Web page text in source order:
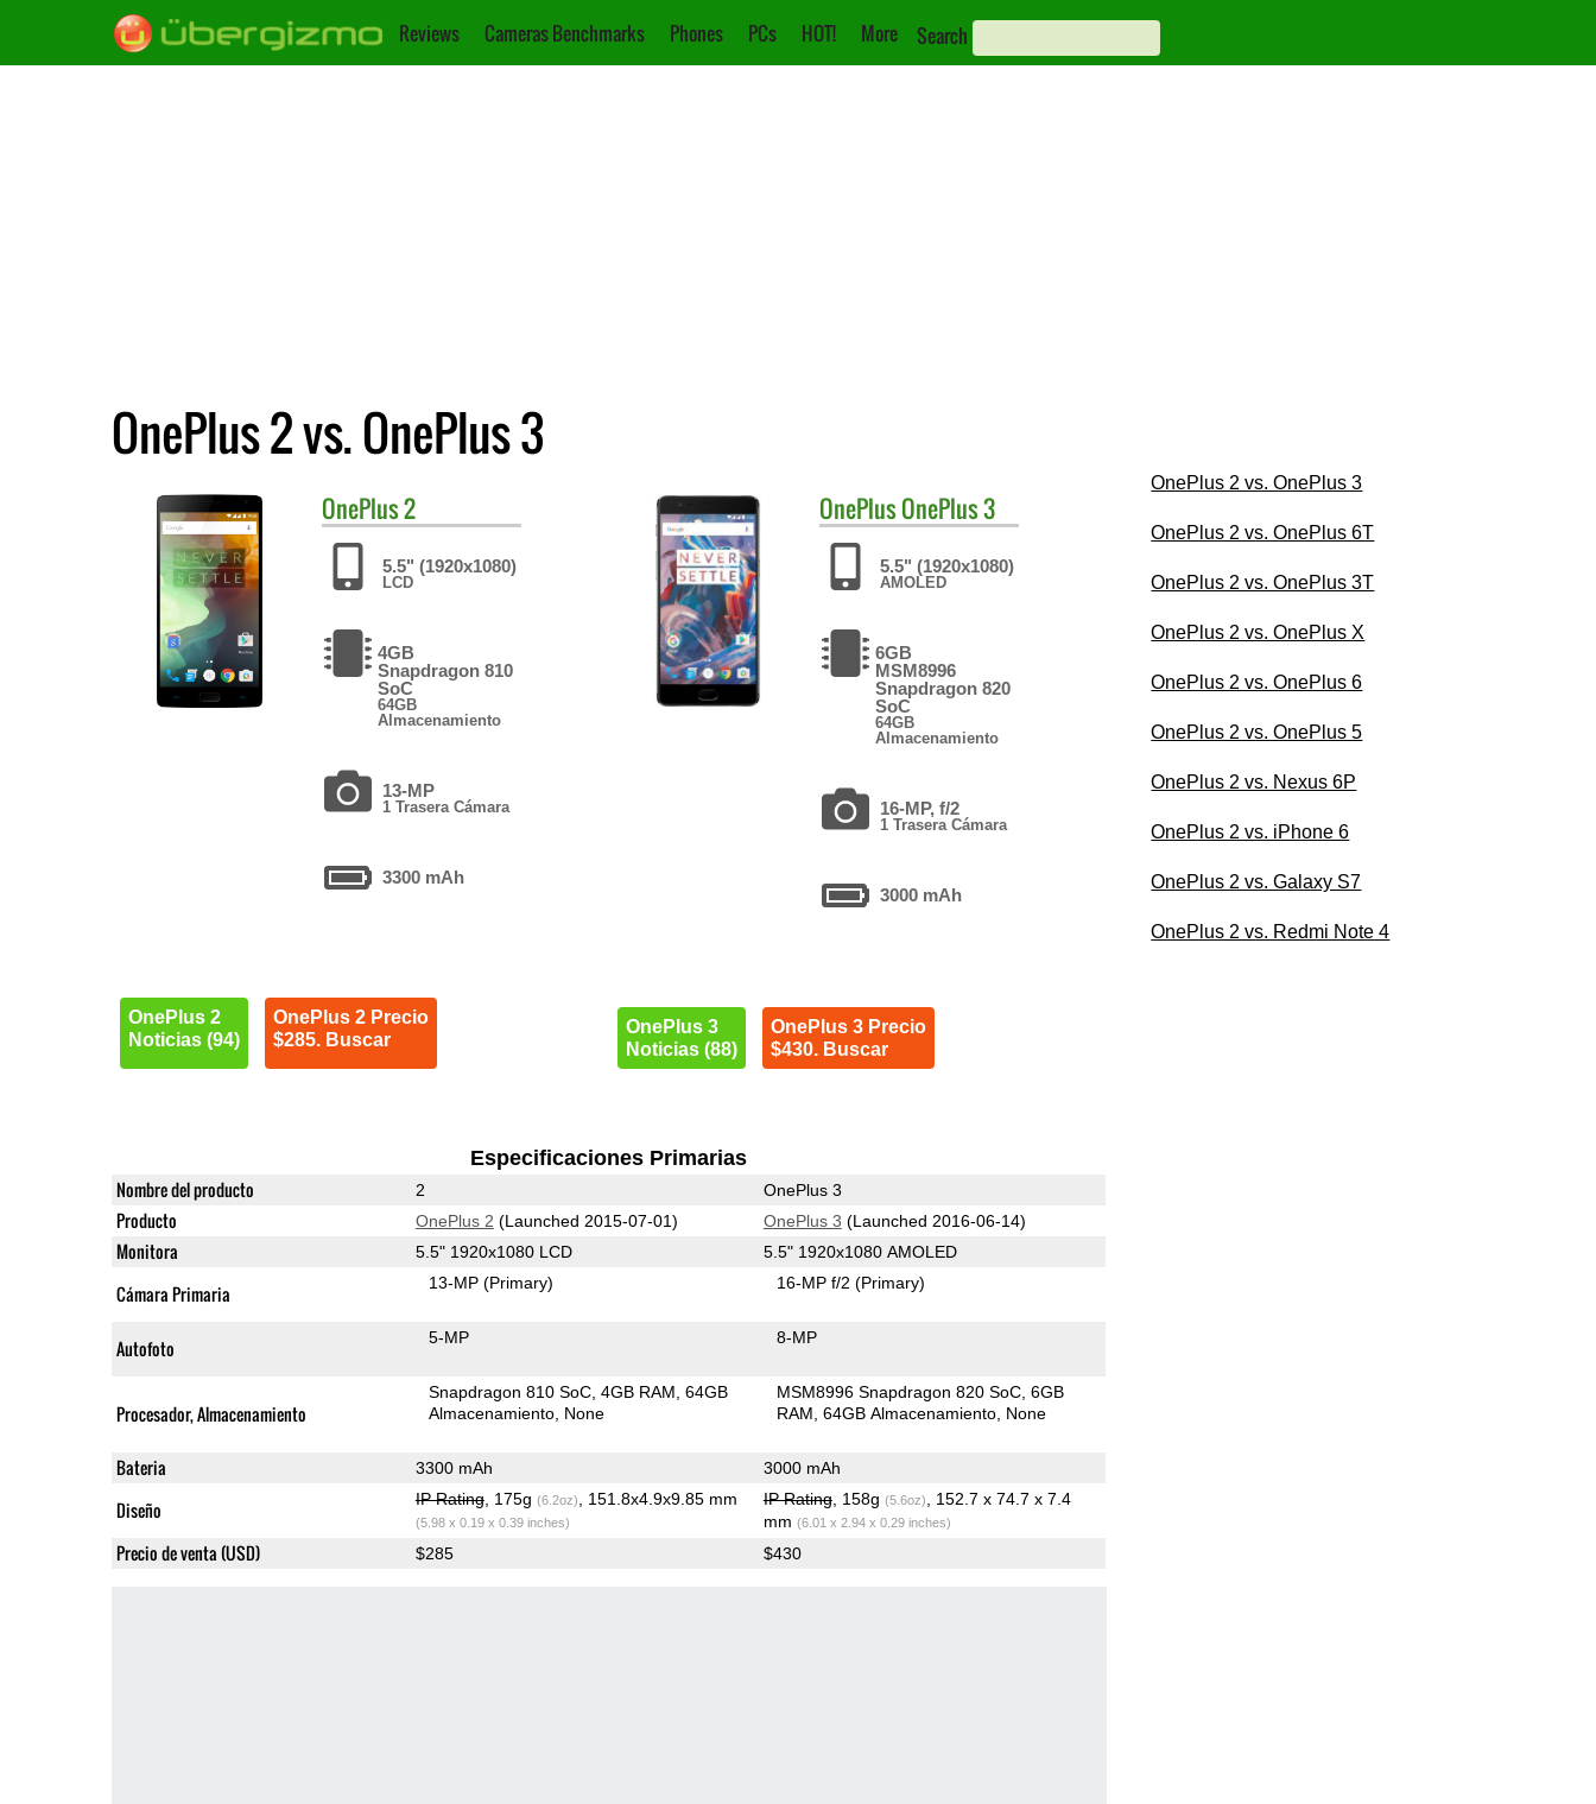
Reviews Cameras Benchmarks Phones PCs HOT! More Search
OnePlus 2 vs. OnePlus 3
OnePlus2
5.5" (1920x1080)
LCD
4GB
Snapdragon 810
SoC
64GB
Almacenamiento
13-MP
1 Trasera Cámara
3300 mAh
OnePlus 2
Noticias (94)
OnePlus 2 Precio
$285. Buscar
OnePlusOnePlus 3
5.5" (1920x1080)
AMOLED
6GB
MSM8996
Snapdragon 820
SoC
64GB
Almacenamiento
16-MP, f/2
1 Trasera Cámara
3000 mAh
OnePlus 3
Noticias (88)
OnePlus 3 Precio
$430. Buscar
Especificaciones Primarias
Nombre del producto 2 OnePlus 3
Producto OnePlus 2 (Launched 2015-07-01) OnePlus 3 (Launched 2016-06-14)
Monitora 5.5" 1920x1080 LCD 5.5" 1920x1080 AMOLED
Cámara Primaria 13-MP(Primary) 16-MP f/2(Primary)
Autofoto 5-MP 8-MP
Procesador, Almacenamiento
Snapdragon 810 SoC 4GB RAM 64GB
Almacenamiento None
MSM8996 Snapdragon 820 SoC 6GB
RAM 64GB Almacenamiento None
Bateria 3300 mAh 3000 mAh
Diseño IP Rating, 175g (6.2oz) , 151.8x4.9x9.85 mm
(5.98 x 0.19 x 0.39 inches)
IP Rating, 158g (5.6oz)
, 152.7 x 74.7 x 7.4
mm (6.01 x 2.94 x 0.29 inches)
Precio de venta (USD) $285 $430
OnePlus 2 vs. OnePlus 3
OnePlus 2 vs. OnePlus 6T
OnePlus 2 vs. OnePlus 3T
OnePlus 2 vs. OnePlus X
OnePlus 2 vs. OnePlus 6
OnePlus 2 vs. OnePlus 5
OnePlus 2 vs. Nexus 6P
OnePlus 2 vs. iPhone 6
OnePlus 2 vs. Galaxy S7
OnePlus 2 vs. Redmi Note 4